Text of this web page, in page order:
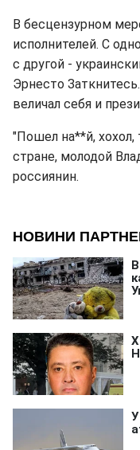
В бесцензурном
исполнителей. С
с другой -
Эрнесто
величал себя и
"Пошел на**й,
стране, молодой
россиянин.